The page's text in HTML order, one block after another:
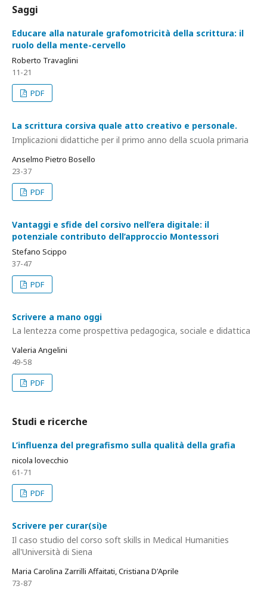
Saggi
Educare alla naturale grafomotricità della scrittura: il
ruolo della mente-cervello
Roberto Travaglini
11-21
PDF
La scrittura corsiva quale atto creativo e personale.
Implicazioni didattiche per il primo anno della scuola primaria
Anselmo Pietro Bosello
23-37
PDF
Vantaggi e sfide del corsivo nell’era digitale: il
potenziale contributo dell’approccio Montessori
Stefano Scippo
37-47
PDF
Scrivere a mano oggi
La lentezza come prospettiva pedagogica, sociale e didattica
Valeria Angelini
49-58
PDF
Studi e ricerche
L’influenza del pregrafismo sulla qualità della grafia
nicola lovecchio
61-71
PDF
Scrivere per curar(si)e
Il caso studio del corso soft skills in Medical Humanities
all'Università di Siena
Maria Carolina Zarrilli Affaitati, Cristiana D'Aprile
73-87